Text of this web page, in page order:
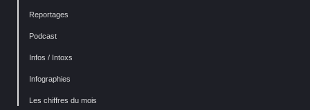
Reportages
Podcast
Infos / Intoxs
Infographies
Les chiffres du mois